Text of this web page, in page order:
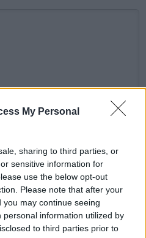
My Personal
sharing to third parties, or
sensitive information for
use the below opt-out
Please note that after your
may continue seeing
information utilized by
to third parties prior to
on blörö kakkonen. Huono